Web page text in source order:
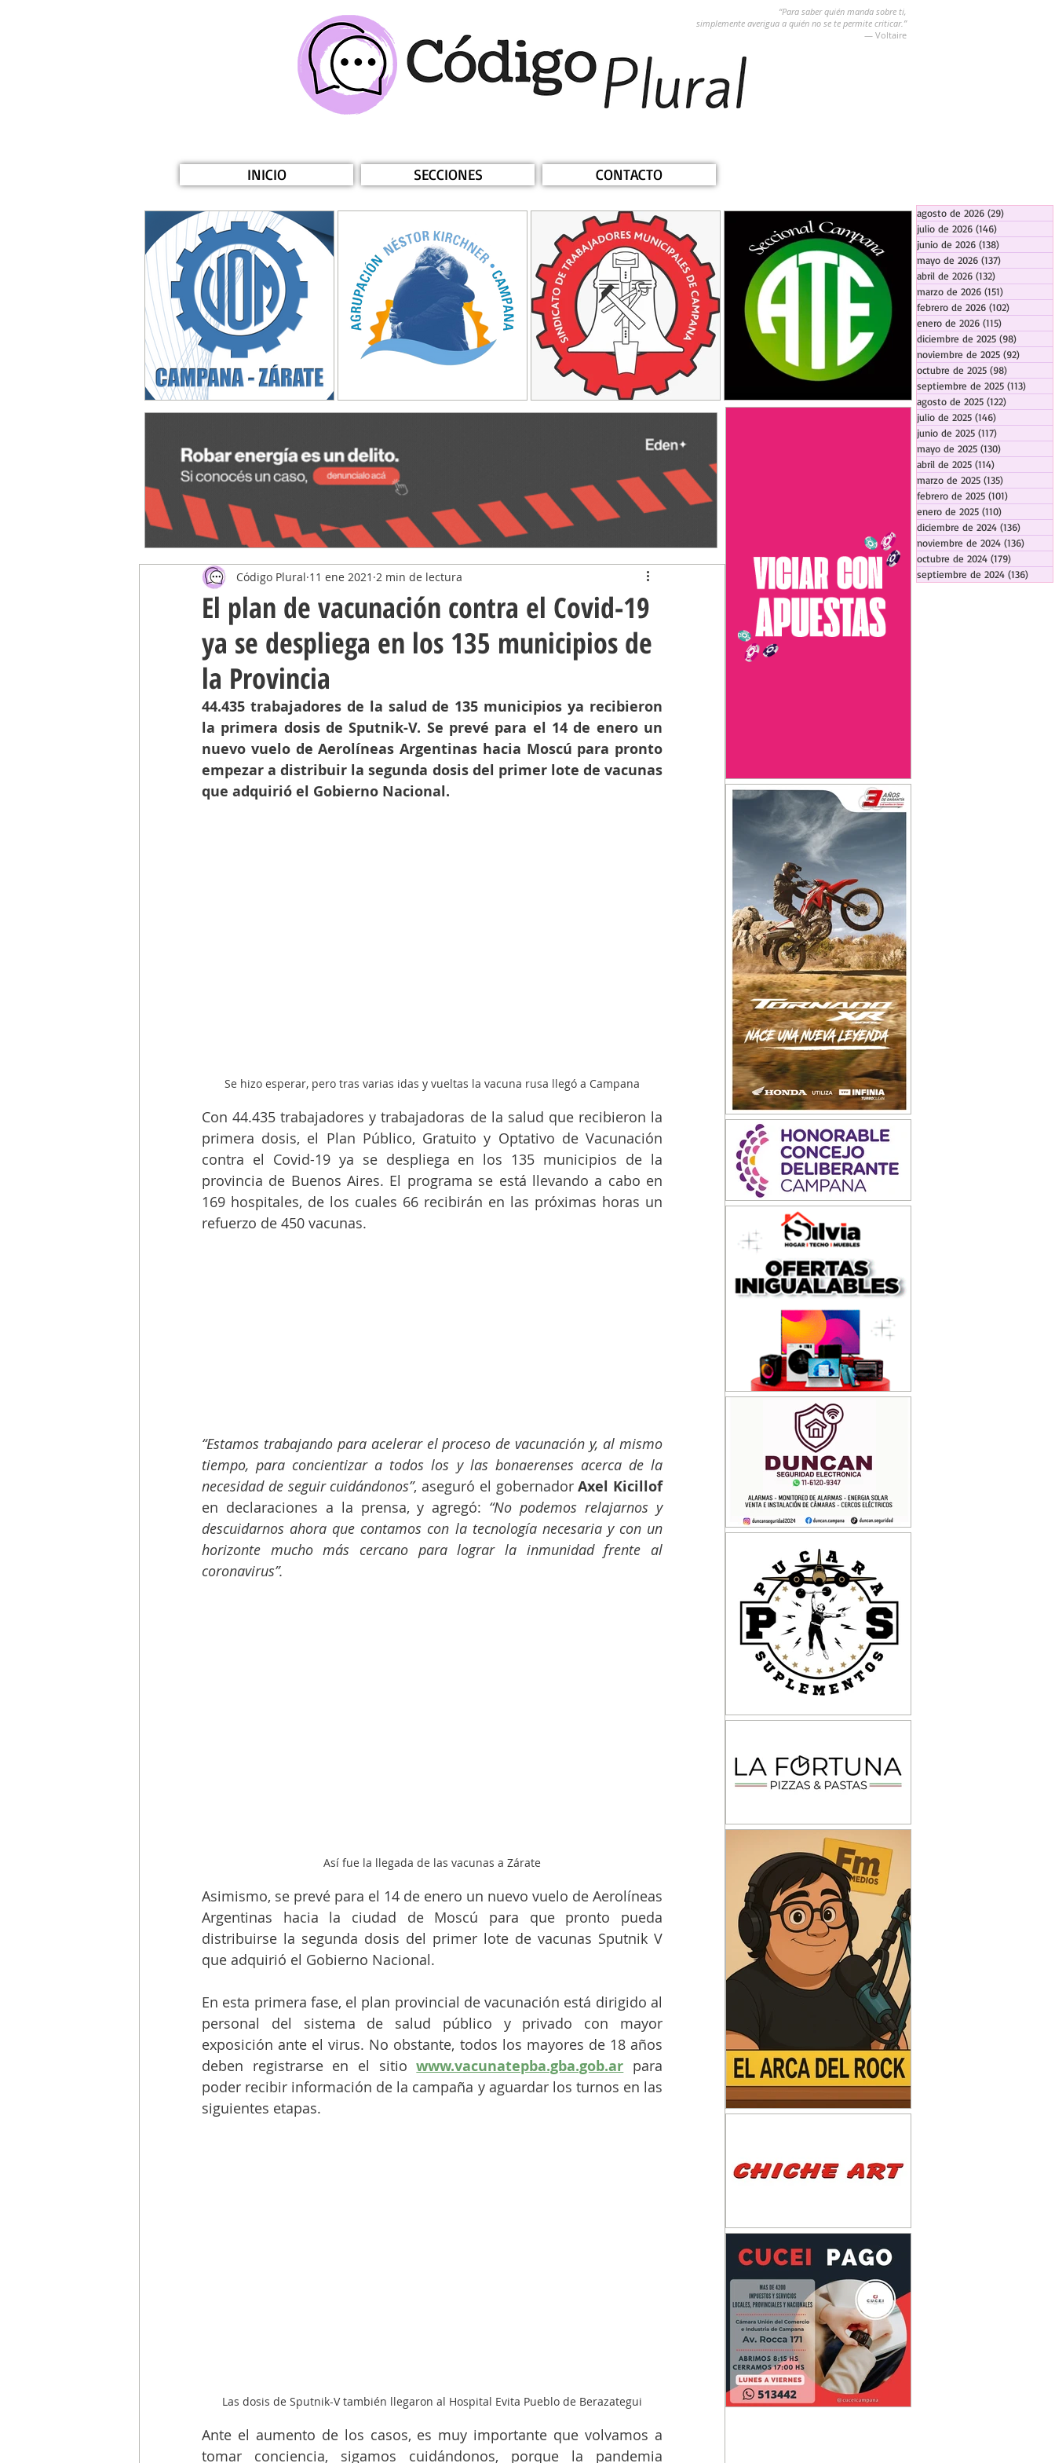
“Para saber quién manda sobre ti,
simplemente averigua a quién no se te permite criticar.”
― Voltaire
INICIO SECCIONES CONTACTO
El plan de vacunación contra el Covid-19
ya se despliega en los 135 municipios de
la Provincia
Código Plural 11 ene 2021 2 min de lectura
44.435 trabajadores de la salud de 135 municipios ya recibieron
la primera dosis de Sputnik-V. Se prevé para el 14 de enero un
nuevo vuelo de Aerolíneas Argentinas hacia Moscú para pronto
empezar a distribuir la segunda dosis del primer lote de vacunas
que adquirió el Gobierno Nacional.
Se hizo esperar, pero tras varias idas y vueltas la vacuna rusa llegó a Campana
Con 44.435 trabajadores y trabajadoras de la salud que recibieron la
primera dosis, el Plan Público, Gratuito y Optativo de Vacunación
contra el Covid-19 ya se despliega en los 135 municipios de la
provincia de Buenos Aires. El programa se está llevando a cabo en
169 hospitales, de los cuales 66 recibirán en las próximas horas un
refuerzo de 450 vacunas.
“Estamos trabajando para acelerar el proceso de vacunación y, al mismo
tiempo, para concientizar a todos los y las bonaerenses acerca de la
necesidad de seguir cuidándonos”, aseguró el gobernador Axel Kicillof
en declaraciones a la prensa, y agregó: “No podemos relajarnos y
descuidarnos ahora que contamos con la tecnología necesaria y con un
horizonte mucho más cercano para lograr la inmunidad frente al
coronavirus”.
Así fue la llegada de las vacunas a Zárate
Asimismo, se prevé para el 14 de enero un nuevo vuelo de Aerolíneas
Argentinas hacia la ciudad de Moscú para que pronto pueda
distribuirse la segunda dosis del primer lote de vacunas Sputnik V
que adquirió el Gobierno Nacional.
En esta primera fase, el plan provincial de vacunación está dirigido al
personal del sistema de salud público y privado con mayor
exposición ante el virus. No obstante, todos los mayores de 18 años
deben registrarse en el sitio www.vacunatepba.gba.gob.ar para
poder recibir información de la campaña y aguardar los turnos en las
siguientes etapas.
Las dosis de Sputnik-V también llegaron al Hospital Evita Pueblo de Berazategui
Ante el aumento de los casos, es muy importante que volvamos a
tomar conciencia, sigamos cuidándonos, porque la pandemia
agosto de 2026 (29)
julio de 2026 (146)
junio de 2026 (138)
mayo de 2026 (137)
abril de 2026 (132)
marzo de 2026 (151)
febrero de 2026 (102)
enero de 2026 (115)
diciembre de 2025 (98)
noviembre de 2025 (92)
octubre de 2025 (98)
septiembre de 2025 (113)
agosto de 2025 (122)
julio de 2025 (146)
junio de 2025 (117)
mayo de 2025 (130)
abril de 2025 (114)
marzo de 2025 (135)
febrero de 2025 (101)
enero de 2025 (110)
diciembre de 2024 (136)
noviembre de 2024 (136)
octubre de 2024 (179)
septiembre de 2024 (136)